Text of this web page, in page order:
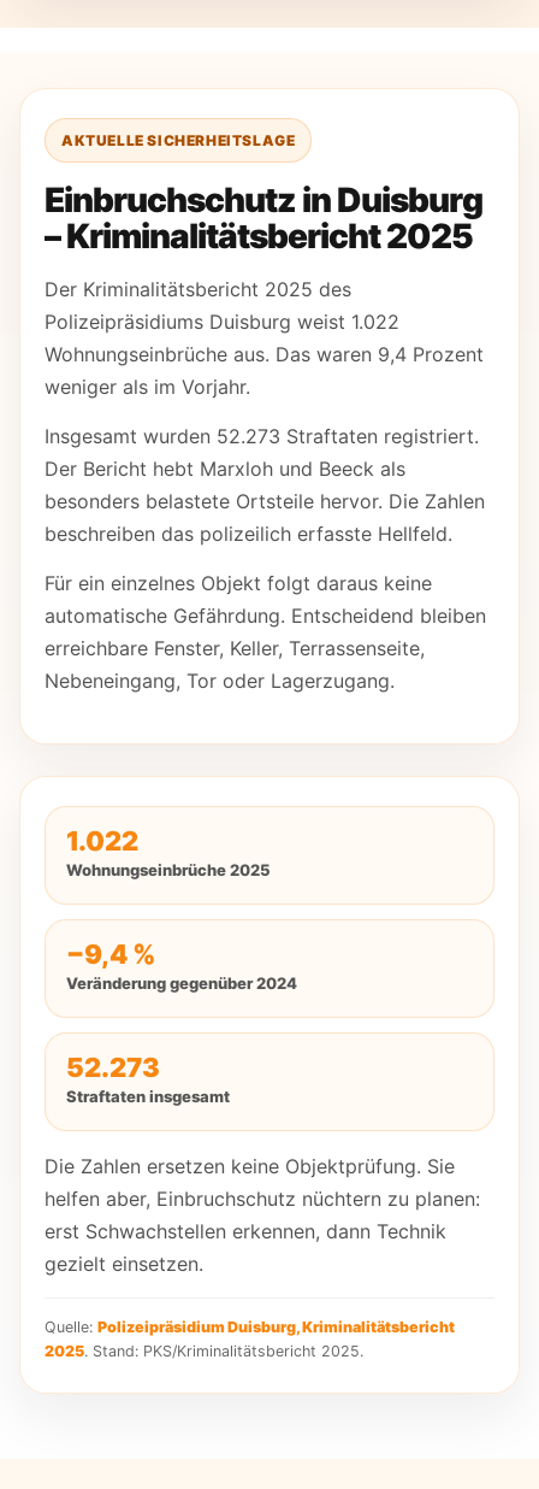
AKTUELLE SICHERHEITSLAGE
Einbruchschutz in Duisburg
– Kriminalitätsbericht 2025
Der Kriminalitätsbericht 2025 des
Polizeipräsidiums Duisburg weist 1.022
Wohnungseinbrüche aus. Das waren 9,4 Prozent
weniger als im Vorjahr.
Insgesamt wurden 52.273 Straftaten registriert.
Der Bericht hebt Marxloh und Beeck als
besonders belastete Ortsteile hervor. Die Zahlen
beschreiben das polizeilich erfasste Hellfeld.
Für ein einzelnes Objekt folgt daraus keine
automatische Gefährdung. Entscheidend bleiben
erreichbare Fenster, Keller, Terrassenseite,
Nebeneingang, Tor oder Lagerzugang.
1.022
Wohnungseinbrüche 2025
−9,4 %
Veränderung gegenüber 2024
52.273
Straftaten insgesamt
Die Zahlen ersetzen keine Objektprüfung. Sie
helfen aber, Einbruchschutz nüchtern zu planen:
erst Schwachstellen erkennen, dann Technik
gezielt einsetzen.
Quelle: Polizeipräsidium Duisburg, Kriminalitätsbericht
2025. Stand: PKS/Kriminalitätsbericht 2025.